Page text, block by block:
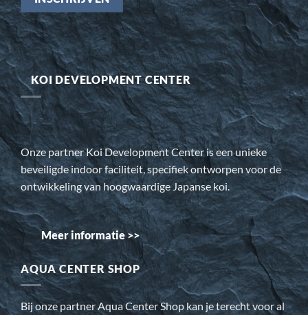
KOI DEVELOPMENT CENTER
Onze partner Koi Development Center is een unieke
beveiligde indoor faciliteit, specifiek ontworpen voor de
ontwikkeling van hoogwaardige Japanse koi.
Meer informatie >>
AQUA CENTER SHOP
Bij onze partner Aqua Center Shop kan je terecht voor al